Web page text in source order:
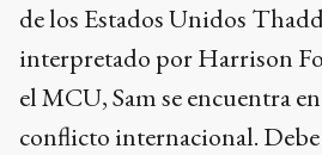
de los Estados Unidos
interpretado por Harrison
el MCU, Sam se encuentra
conflicto internacional.